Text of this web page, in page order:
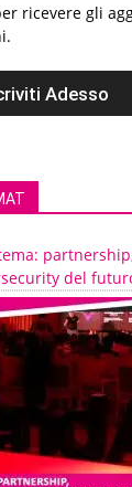
ricevere gli
del